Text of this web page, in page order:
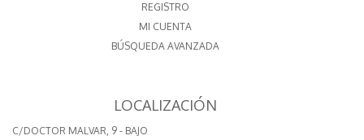
REGISTRO
MI CUENTA
BÚSQUEDA AVANZADA
LOCALIZACIÓN
C/DOCTOR MALVAR, 9 - BAJO